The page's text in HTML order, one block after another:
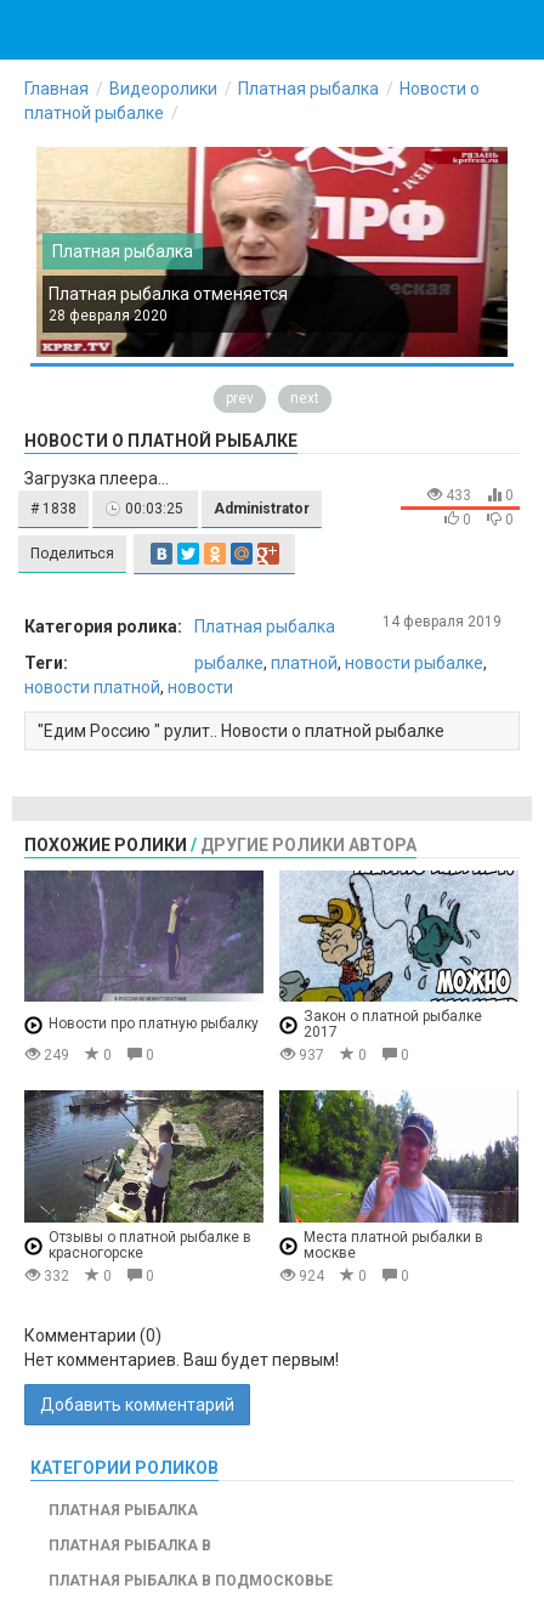
Главная Видеоролики Платная рыбалка
Новости о
платной рыбалке
Платная рыбалка
Платная рыбалка отменяется
28 февраля 2020
prev next
НОВОСТИ О ПЛАТНОЙ РЫБАЛКЕ
Загрузка плеера...
# 1838 00:03:25 Administrator
Поделиться
433
0
0
0
Категория ролика:
Платная рыбалка
Теги:
рыбалке, платной, новости рыбалке,
новости платной, новости
"Едим Россию " рулит.. Новости о платной рыбалке
14 февраля 2019
ПОХОЖИЕ РОЛИКИ / ДРУГИЕ РОЛИКИ АВТОРА
Новости про платную рыбалку
249
0 0
Закон о платной рыбалке
2017
937
0 0
Отзывы о платной рыбалке в
красногорске
332
0 0
Места платной рыбалки в
москве
924
0 0
Комментарии (0)
Нет комментариев. Ваш будет первым!
Добавить комментарий
КАТЕГОРИИ РОЛИКОВ
ПЛАТНАЯ РЫБАЛКА
ПЛАТНАЯ РЫБАЛКА В
ПЛАТНАЯ РЫБАЛКА В ПОДМОСКОВЬЕ